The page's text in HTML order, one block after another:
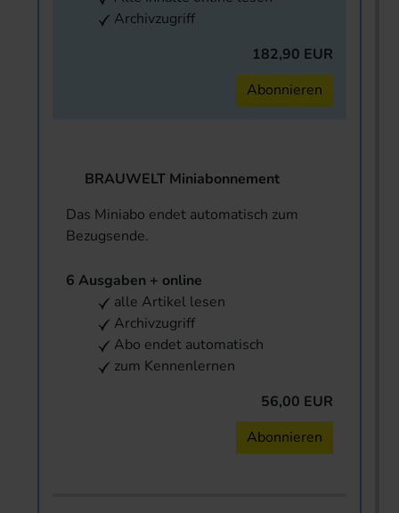
Archivzugriff
182,90 EUR
Abonnieren
BRAUWELT Miniabonnement
Das Miniabo endet automatisch zum
Bezugsende.
6 Ausgaben + online
alle Artikel lesen
Archivzugriff
Abo endet automatisch
zum Kennenlernen
56,00 EUR
Abonnieren